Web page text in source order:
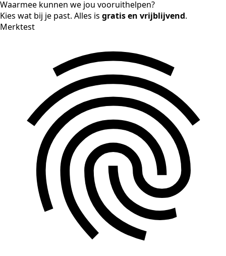
Waarmee kunnen we jou vooruithelpen?
Kies wat bij je past. Alles is gratis en vrijblijvend.
Merktest